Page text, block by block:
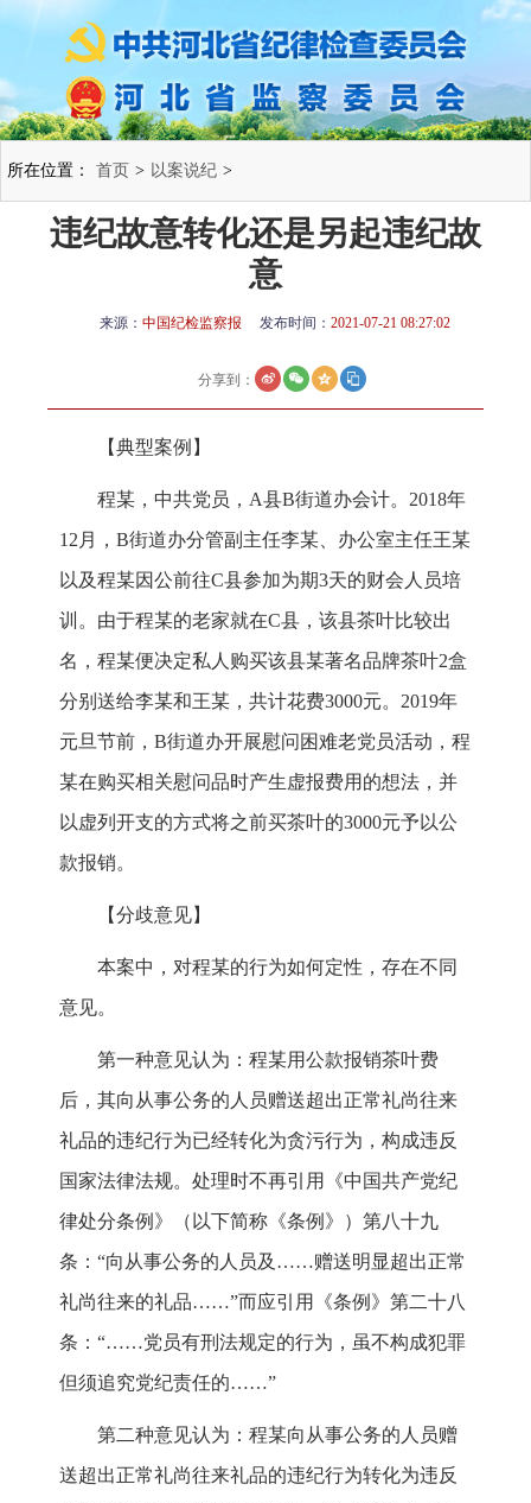
所在位置： 首页 > 以案说纪 >
违纪故意转化还是另起违纪故
意
来源： 中国纪检监察报 发布时间： 2021-07-21 08:27:02
分享到：
【典型案例】
程某，中共党员，A县B街道办会计。2018年
12月，B街道办分管副主任李某、办公室主任王某
以及程某因公前往C县参加为期3天的财会人员培
训。由于程某的老家就在C县，该县茶叶比较出
名，程某便决定私人购买该县某著名品牌茶叶2盒
分别送给李某和王某，共计花费3000元。2019年
元旦节前，B街道办开展慰问困难老党员活动，程
某在购买相关慰问品时产生虚报费用的想法，并
以虚列开支的方式将之前买茶叶的3000元予以公
款报销。
【分歧意见】
本案中，对程某的行为如何定性，存在不同
意见。
第一种意见认为：程某用公款报销茶叶费
后，其向从事公务的人员赠送超出正常礼尚往来
礼品的违纪行为已经转化为贪污行为，构成违反
国家法律法规。处理时不再引用《中国共产党纪
律处分条例》（以下简称《条例》）第八十九
条：“向从事公务的人员及……赠送明显超出正常
礼尚往来的礼品……”而应引用《条例》第二十八
条：“……党员有刑法规定的行为，虽不构成犯罪
但须追究党纪责任的……”
第二种意见认为：程某向从事公务的人员赠
送超出正常礼尚往来礼品的违纪行为转化为违反